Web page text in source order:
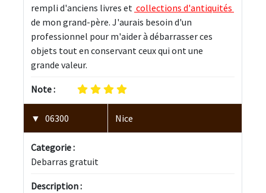
rempli d'anciens livres et collections d'antiquités
de mon grand-père. J'aurais besoin d'un
professionnel pour m'aider à débarrasser ces
objets tout en conservant ceux qui ont une
grande valeur.
Note :
06300 Nice
Categorie :
Debarras gratuit
Description :